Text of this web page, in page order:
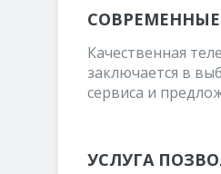
Качественная
заключается в
сервиса и
УСЛУГА